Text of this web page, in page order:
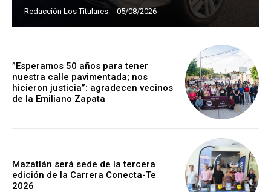
Redacción Los Titulares - 05/08/2026
”Esperamos 50 años para tener
nuestra calle pavimentada; nos
hicieron justicia”: agradecen vecinos
de la Emiliano Zapata
Mazatlán será sede de la tercera
edición de la Carrera Conecta-Te
2026